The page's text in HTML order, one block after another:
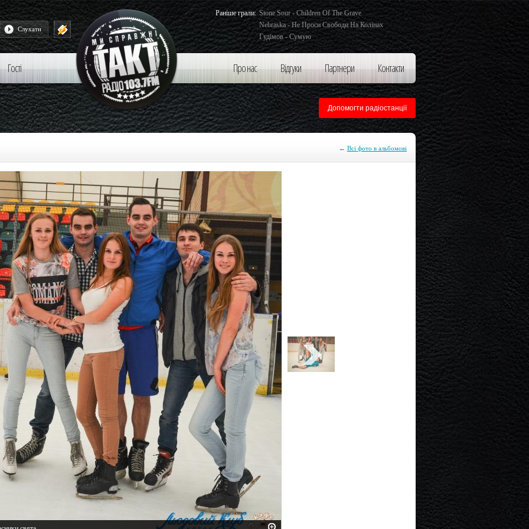
Винник і Мері - Бути З Тобою
Слухати
Stone Sour - Children Of The Grave
Nebraska - Не Проси Свободи На Колінах
Гудімов - Сумую
Раніше грали:
Гості Контакти
Партнери
Відгуки
Про нас
Допомогти радіостанції
← Всі фото в альбомові